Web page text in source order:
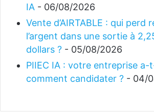
IA - 06/08/2026
Vente d’AIRTABLE : qui perd
l’argent dans une sortie à
dollars ? - 05/08/2026
PIIEC IA : votre entreprise
comment candidater ? - 04/